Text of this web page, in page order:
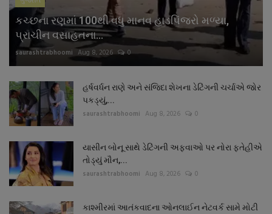
કચ્છના રણમાં 100થી વધુ માનવ હાડપિંજરો મળ્યા,
પ્રાચીન વસાહતના...
saurashtrabhoomi Aug 8, 2026 0
હર્ષવર્ધન રાણે અને સંજિદા શેખના ડેટિંગની ચર્ચાએ જોર
પકડ્યું,...
saurashtrabhoomi Aug 8, 2026 0
યાસીન બોનૂ સાથે ડેટિંગની અફવાઓ પર નોરા ફતેહીએ
તોડ્યું મૌન,...
saurashtrabhoomi Aug 8, 2026 0
કાશ્મીરમાં આતંકવાદના ઓનલાઈન નેટવર્ક સામે મોટી